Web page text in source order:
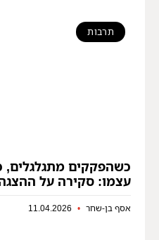
תרבות
כשהפקקים מתגלגלים,
עצמו: סקירה על
אסף בן-שחר 11.04.2026